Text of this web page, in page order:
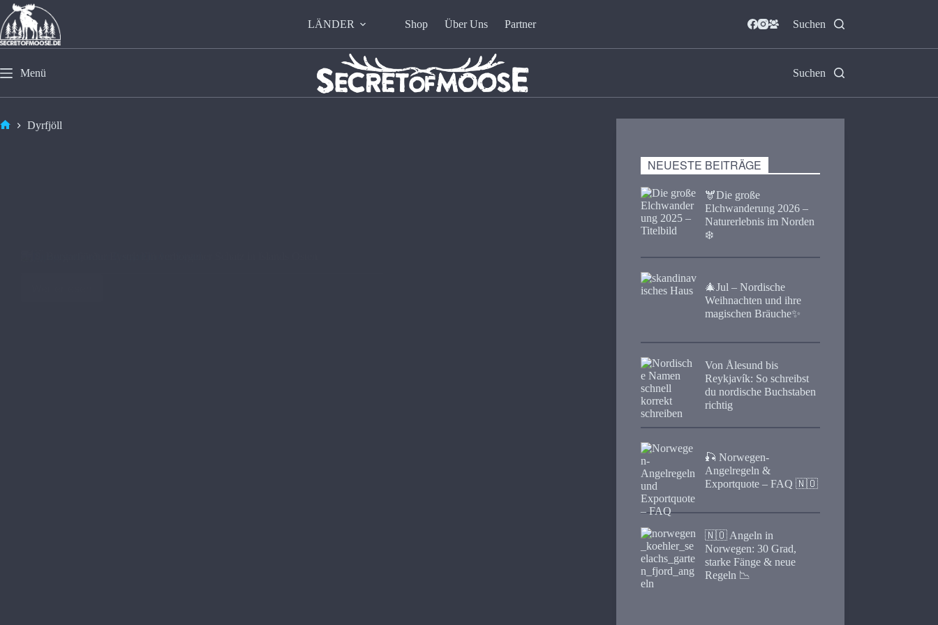
LÄNDER Shop Über Uns Partner Suchen
Menü Suchen
Dyrfjöll
NEUESTE BEITRÄGE
🫎​Die große
Elchwanderung 2026 –
Naturerlebnis im Norden
❄️
🎄Jul – Nordische
Weihnachten und ihre
magischen Bräuche✨
Von Ålesund bis
Reykjavík: So schreibst
du nordische Buchstaben
richtig
🎣 Norwegen-
Angelregeln &
Exportquote – FAQ 🇳🇴
🇳🇴 Angeln in
Norwegen: 30 Grad,
starke Fänge & neue
Regeln 📉